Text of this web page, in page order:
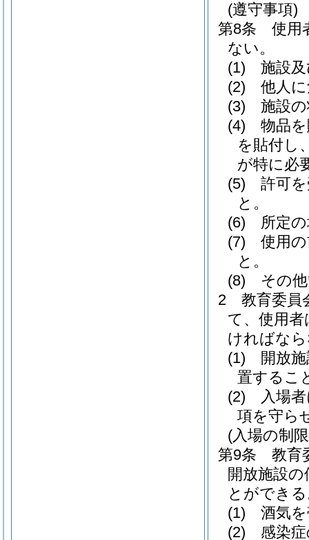
(遵守事項)
第8条
使用
ない。
(1)
施設
(2)
他人
(3)
施設
(4)
物品
を貼付し
が特に必
(5)
許可
と。
(6)
所定
(7)
使用
と。
(8)
その
2
教育委員
て、使用者
ければな
(1)
開放
置するこ
(2)
入場
項を守ら
(入場の制
第9条
教育
開放施設
とができ
(1)
酒気
(2)
感染